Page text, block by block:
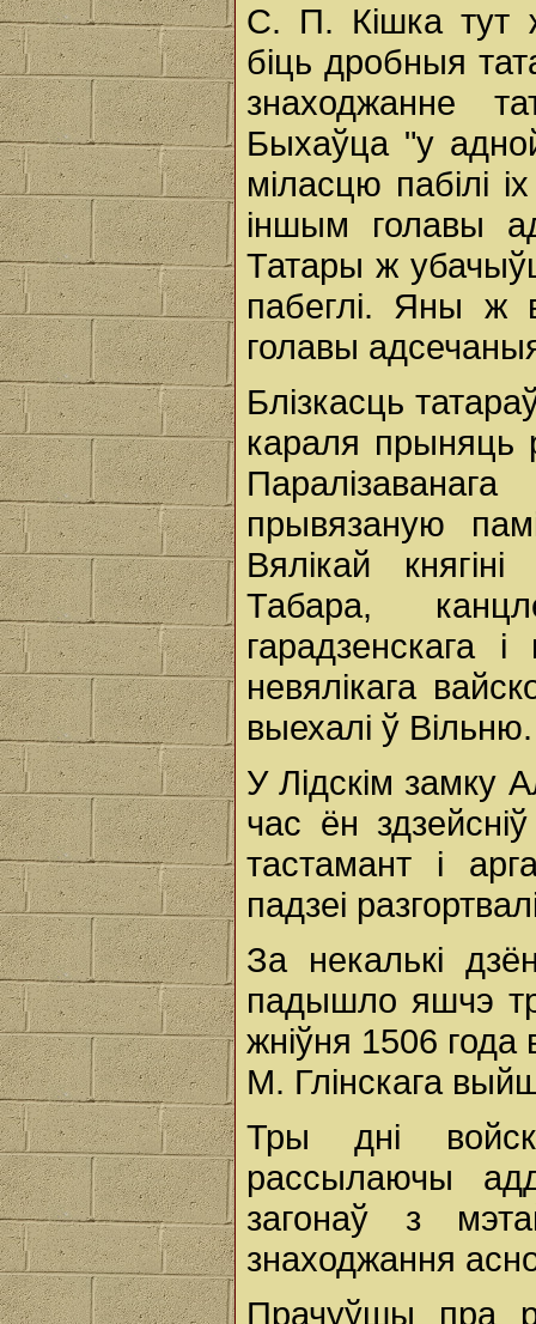
С. П. Кішка тут
біць дробныя
знаходжанне
Быхаўца "у
міласцю пабілі
іншым голавы
Татары ж
пабеглі. Яны ж
голавы
Блізкасць
караля прыняць
прывязаную
Вялікай
Табара,
гарадзенскага
невялікага
выехалі ў Вільню.
У Лідскім замку
час ён
тастамант і
падзеі
За некалькі
падышло яшчэ
жніўня 1506 года
М. Глінскага
Тры дні
рассылаючы
загонаў з
знаходжання
Прачуўшы пра